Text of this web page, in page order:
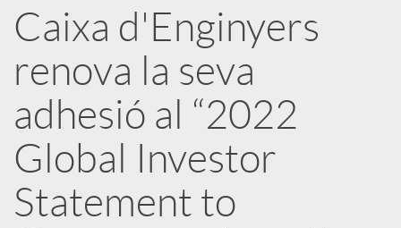
a
r
x
e
Caixa d'Enginyers
renova la seva
adhesió al “2022
Global Investor
Statement to